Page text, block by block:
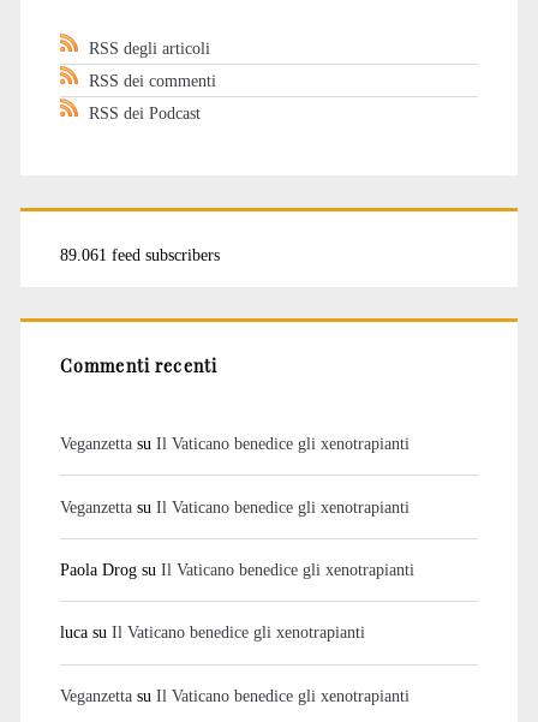
RSS degli articoli
RSS dei commenti
RSS dei Podcast
89.061 feed subscribers
Commenti recenti
Veganzettasu Il Vaticano benedice gli xenotrapianti
Veganzettasu Il Vaticano benedice gli xenotrapianti
Paola Drogsu Il Vaticano benedice gli xenotrapianti
lucasu Il Vaticano benedice gli xenotrapianti
Veganzettasu Il Vaticano benedice gli xenotrapianti